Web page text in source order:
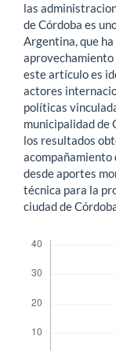
las
de Córdoba es
Argentina, que
este artículo es
actores
políticas
municipalidad de
los resultados
acompañamiento
desde aportes
técnica para la
ciudad de